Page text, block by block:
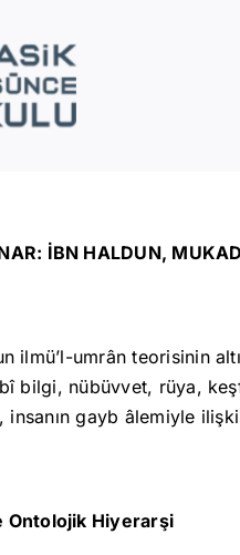
İBN HALDUN,
ilmü’l-umrân teorisinin
bilgi, nübüvvet, rüya,
insanın gayb âlemiyle
Ontolojik Hiyerarşi